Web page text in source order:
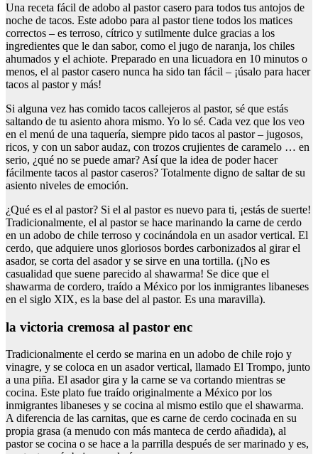
Una receta fácil de adobo al pastor casero para todos tus antojos de
noche de tacos. Este adobo para al pastor tiene todos los matices
correctos – es terroso, cítrico y sutilmente dulce gracias a los
ingredientes que le dan sabor, como el jugo de naranja, los chiles
ahumados y el achiote. Preparado en una licuadora en 10 minutos o
menos, el al pastor casero nunca ha sido tan fácil – ¡úsalo para hacer
tacos al pastor y más!
Si alguna vez has comido tacos callejeros al pastor, sé que estás
saltando de tu asiento ahora mismo. Yo lo sé. Cada vez que los veo
en el menú de una taquería, siempre pido tacos al pastor – jugosos,
ricos, y con un sabor audaz, con trozos crujientes de caramelo … en
serio, ¿qué no se puede amar? Así que la idea de poder hacer
fácilmente tacos al pastor caseros? Totalmente digno de saltar de su
asiento niveles de emoción.
¿Qué es el al pastor? Si el al pastor es nuevo para ti, ¡estás de suerte!
Tradicionalmente, el al pastor se hace marinando la carne de cerdo
en un adobo de chile terroso y cocinándola en un asador vertical. El
cerdo, que adquiere unos gloriosos bordes carbonizados al girar el
asador, se corta del asador y se sirve en una tortilla. (¡No es
casualidad que suene parecido al shawarma! Se dice que el
shawarma de cordero, traído a México por los inmigrantes libaneses
en el siglo XIX, es la base del al pastor. Es una maravilla).
la victoria cremosa al pastor enc
Tradicionalmente el cerdo se marina en un adobo de chile rojo y
vinagre, y se coloca en un asador vertical, llamado El Trompo, junto
a una piña. El asador gira y la carne se va cortando mientras se
cocina. Este plato fue traído originalmente a México por los
inmigrantes libaneses y se cocina al mismo estilo que el shawarma.
A diferencia de las carnitas, que es carne de cerdo cocinada en su
propia grasa (a menudo con más manteca de cerdo añadida), al
pastor se cocina o se hace a la parrilla después de ser marinado y es,